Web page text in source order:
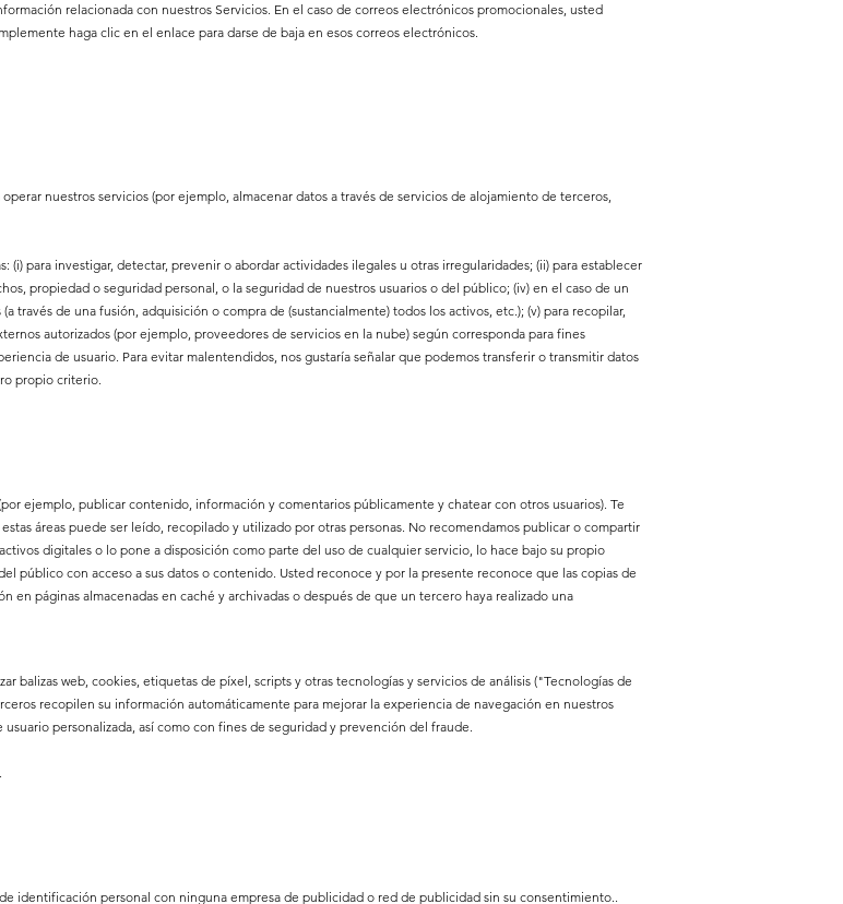
relacionada con nuestros Servicios. En el caso de correos electrónicos promocionales, usted
haga clic en el enlace para darse de baja en esos correos electrónicos.
nuestros servicios (por ejemplo, almacenar datos a través de servicios de alojamiento de terceros,
para investigar, detectar, prevenir o abordar actividades ilegales u otras irregularidades; (ii) para establecer
propiedad o seguridad personal, o la seguridad de nuestros usuarios o del público; (iv) en el caso de un
través de una fusión, adquisición o compra de (sustancialmente) todos los activos, etc.); (v) para recopilar,
autorizados (por ejemplo, proveedores de servicios en la nube) según corresponda para fines
de usuario. Para evitar malentendidos, nos gustaría señalar que podemos transferir o transmitir datos
propio criterio.
ejemplo, publicar contenido, información y comentarios públicamente y chatear con otros usuarios). Te
áreas puede ser leído, recopilado y utilizado por otras personas. No recomendamos publicar o compartir
digitales o lo pone a disposición como parte del uso de cualquier servicio, lo hace bajo su propio
público con acceso a sus datos o contenido. Usted reconoce y por la presente reconoce que las copias de
en páginas almacenadas en caché y archivadas o después de que un tercero haya realizado una
balizas web, cookies, etiquetas de píxel, scripts y otras tecnologías y servicios de análisis ("Tecnologías de
recopilen su información automáticamente para mejorar la experiencia de navegación en nuestros
personalizada, así como con fines de seguridad y prevención del fraude.
identificación personal con ninguna empresa de publicidad o red de publicidad sin su consentimiento..